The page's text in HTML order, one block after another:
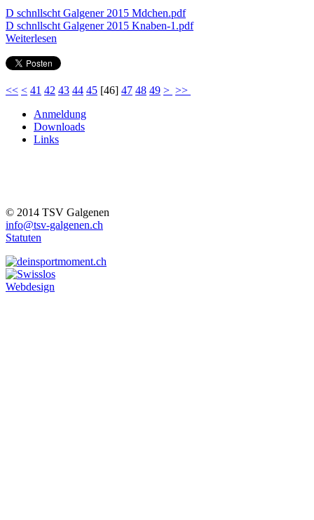
D schnllscht Galgener 2015 Mdchen.pdf
D schnllscht Galgener 2015 Knaben-1.pdf
Weiterlesen
<< < 41 42 43 44 45 [46] 47 48 49 > >>
Anmeldung
Downloads
Links
© 2014 TSV Galgenen
info@tsv-galgenen.ch
Statuten
Webdesign